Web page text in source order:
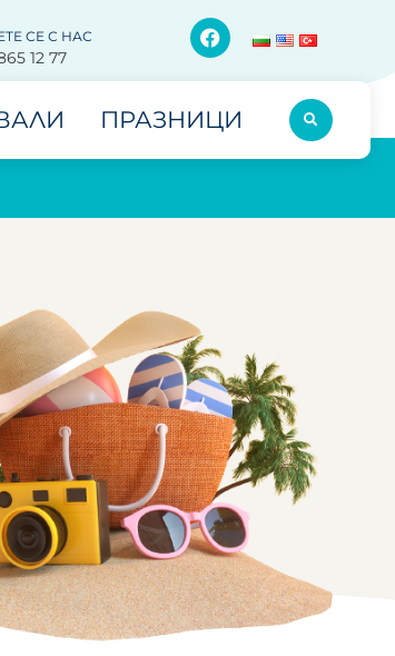
СЕ С НАС
12 77
ПРАЗНИЦИ